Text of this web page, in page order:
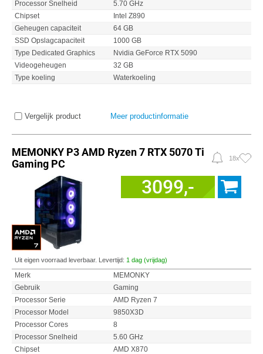
Processor Snelheid
5.70 GHz
Chipset
Intel Z890
Geheugen capaciteit
64 GB
SSD Opslagcapaciteit
1000 GB
Type Dedicated Graphics
Nvidia GeForce RTX 5090
Videogeheugen
32 GB
Type koeling
Waterkoeling
Vergelijk product Meer productinformatie
MEMONKY P3 AMD Ryzen 7 RTX 5070 Ti
Gaming PC
18x
3099,-
Uit eigen voorraad leverbaar. Levertijd: 1 dag (vrijdag)
Merk
MEMONKY
Gebruik
Gaming
Processor Serie
AMD Ryzen 7
Processor Model
9850X3D
Processor Cores
8
Processor Snelheid
5.60 GHz
Chipset
AMD X870